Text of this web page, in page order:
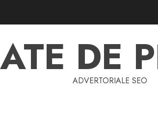
DE
ADVERTORIALE SEO